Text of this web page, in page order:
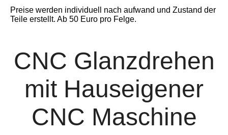
Preise werden individuell nach aufwand und Zustand der
Teile erstellt. Ab 50 Euro pro Felge.
CNC Glanzdrehen
mit Hauseigener
CNC Maschine